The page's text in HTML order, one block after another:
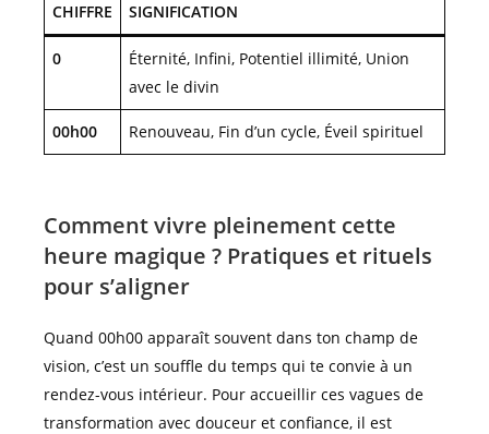
CHIFFRE SIGNIFICATION
0
Éternité, Infini, Potentiel illimité, Union
avec le divin
00h00 Renouveau, Fin d’un cycle, Éveil spirituel
Comment vivre pleinement cette
heure magique ? Pratiques et rituels
pour s’aligner
Quand 00h00 apparaît souvent dans ton champ de
vision, c’est un souffle du temps qui te convie à un
rendez-vous intérieur. Pour accueillir ces vagues de
transformation avec douceur et confiance, il est